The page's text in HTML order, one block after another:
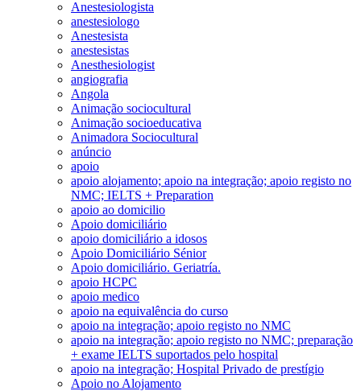
Anestesiologista
anestesiologo
Anestesista
anestesistas
Anesthesiologist
angiografia
Angola
Animação sociocultural
Animação socioeducativa
Animadora Sociocultural
anúncio
apoio
apoio alojamento; apoio na integração; apoio registo no
NMC; IELTS + Preparation
apoio ao domicilio
Apoio domiciliário
apoio domiciliário a idosos
Apoio Domiciliário Sénior
Apoio domiciliário. Geriatría.
apoio HCPC
apoio medico
apoio na equivalência do curso
apoio na integração; apoio registo no NMC
apoio na integração; apoio registo no NMC; preparação
+ exame IELTS suportados pelo hospital
apoio na integração; Hospital Privado de prestígio
Apoio no Alojamento